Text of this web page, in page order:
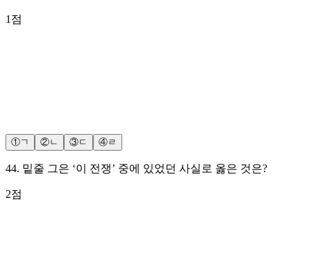
1 점
①ㄱ ②ㄴ ③ㄷ ④ㄹ
44. 밑줄 그은 ‘이 전쟁’ 중에 있었던 사실로 옳은 것은?
2점